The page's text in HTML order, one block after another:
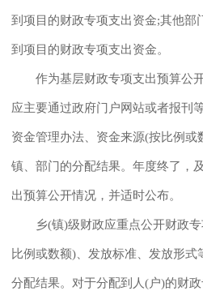
到项目的财政专项支出资金;其他部
到项目的财政专项支出资金。
作为基层财政专项支出预算公开
应主要通过政府门户网站或者报刊
资金管理办法、资金来源(按比例或
镇、部门的分配结果。年度终了，
出预算公开情况，并适时公布。
乡(镇)级财政应重点公开财政专
比例或数额)、发放标准、发放形
分配结果。对于分配到人(户)的财